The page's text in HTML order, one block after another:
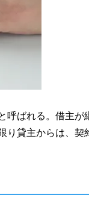
呼ばれる。借主が
り貸主からは、契